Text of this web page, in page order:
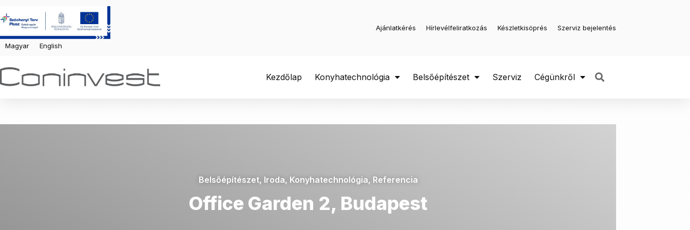
Magyar English
Ajánlatkérés Hírlevélfeliratkozás Készletkisöprés Szerviz bejelentés
Kezdőlap Konyhatechnológia Belsőépítészet Szerviz Cégünkről
Belsőépítészet, Iroda, Konyhatechnológia, Referencia
Office Garden 2, Budapest